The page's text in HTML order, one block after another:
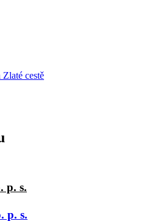
cestě
p. s.